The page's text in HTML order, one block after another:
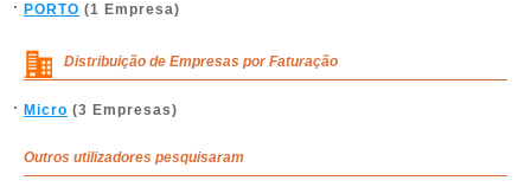
PORTO (1 Empresa)
Distribuição de Empresas por Faturação
Micro (3 Empresas)
Outros utilizadores pesquisaram